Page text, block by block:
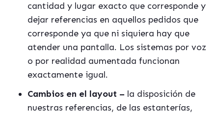
cantidad y lugar exacto que corresponde y
dejar referencias en aquellos pedidos que
corresponde ya que ni siquiera hay que
atender una pantalla. Los sistemas por voz
o por realidad aumentada funcionan
exactamente igual.
Cambios en el layout – la disposición de
nuestras referencias, de las estanterías,